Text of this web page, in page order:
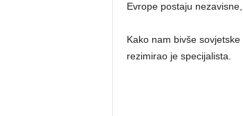
Evrope postaju
Kako nam bivše
rezimirao je specijalista.